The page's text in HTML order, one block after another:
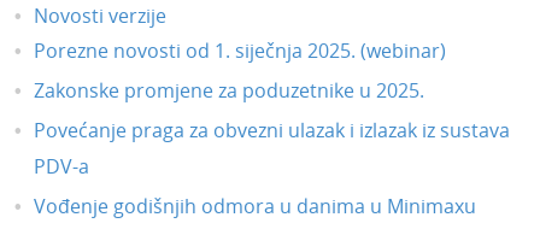
Novosti verzije
Porezne novosti od 1. siječnja 2025. (webinar)
Zakonske promjene za poduzetnike u 2025.
Povećanje praga za obvezni ulazak i izlazak iz sustava
PDV-a
Vođenje godišnjih odmora u danima u Minimaxu